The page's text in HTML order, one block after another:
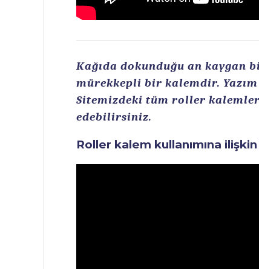
Kağıda dokunduğu an
mürekkepli bir kalemdir.
Sitemizdeki tüm roller
edebilirsiniz.
Roller kalem kullanımına